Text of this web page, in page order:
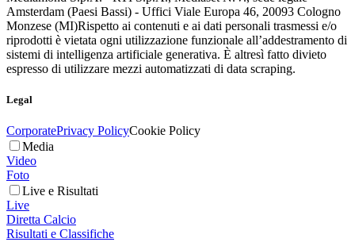
Amsterdam (Paesi Bassi) - Uffici Viale Europa 46, 20093 Cologno
Monzese (MI)Rispetto ai contenuti e ai dati personali trasmessi e/o
riprodotti è vietata ogni utilizzazione funzionale all’addestramento di
sistemi di intelligenza artificiale generativa. È altresì fatto divieto
espresso di utilizzare mezzi automatizzati di data scraping.
Legal
CorporatePrivacy PolicyCookie Policy
Media
Video
Foto
Live e Risultati
Live
Diretta Calcio
Risultati e Classifiche